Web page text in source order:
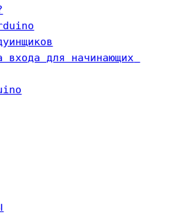
входа для начинающих